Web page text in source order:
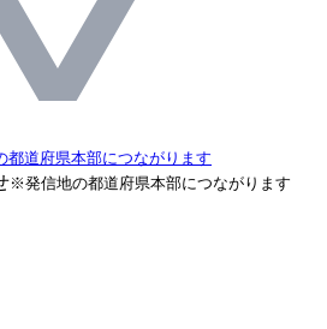
都道府県本部につながります
※発信地の都道府県本部につながります